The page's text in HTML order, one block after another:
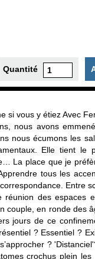
Quantité
si vous y étiez Avec
nous avons
nous écumons les
Elle tient
La place que je
tous les
Entre
réunion des espaces
couple, en ronde des
jours de ce
? Essentiel ?
?
crochus plein